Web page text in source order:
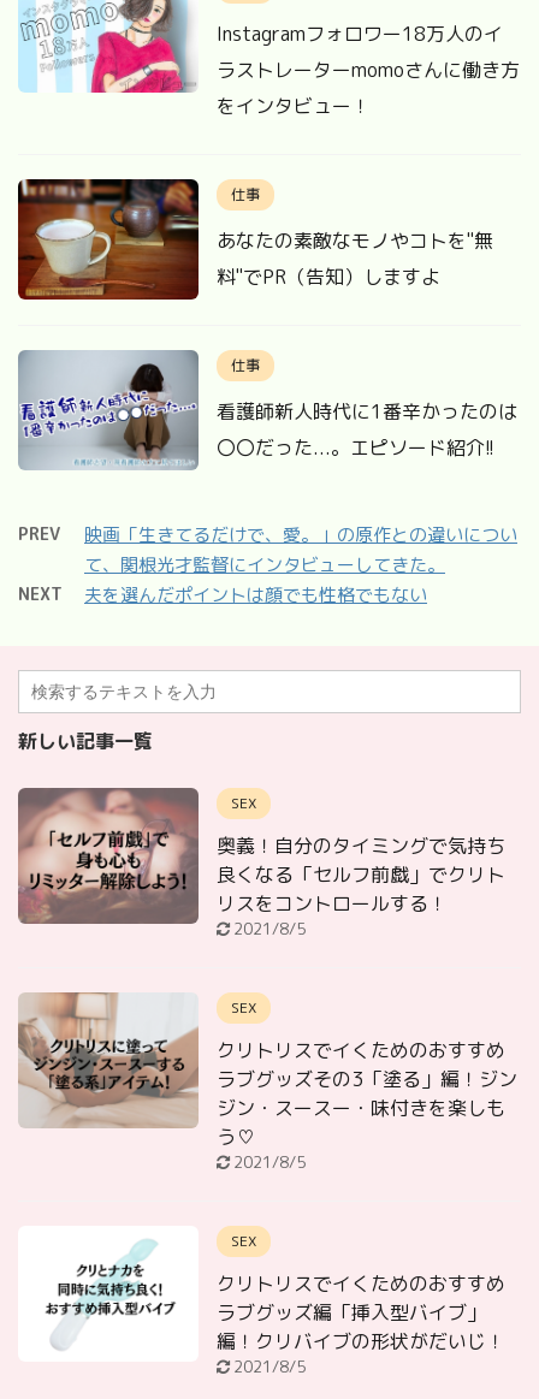
Instagramフォロワー18万人のイ
ラストレーターmomoさんに働き方
をインタビュー！
仕事
あなたの素敵なモノやコトを"無
料"でPR（告知）しますよ
仕事
看護師新人時代に1番辛かったのは
〇〇だった...。エピソード紹介!!
PREV
映画「生きてるだけで、愛。」の原作との違いについ
て、関根光才監督にインタビューしてきた。
NEXT 夫を選んだポイントは顔でも性格でもない
新しい記事一覧
SEX
奥義！自分のタイミングで気持ち
良くなる「セルフ前戯」でクリト
リスをコントロールする！
2021/8/5
SEX
クリトリスでイくためのおすすめ
ラブグッズその3「塗る」編！ジン
ジン・スースー・味付きを楽しも
う♡
2021/8/5
SEX
クリトリスでイくためのおすすめ
ラブグッズ編「挿入型バイブ」
編！クリバイブの形状がだいじ！
2021/8/5